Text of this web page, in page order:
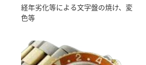
経年劣化等による文字盤の焼け、変
色等